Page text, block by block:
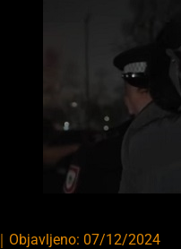
｜ Objavljeno: 07/12/2024